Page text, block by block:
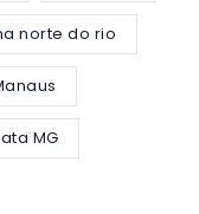
norte do rio
MG